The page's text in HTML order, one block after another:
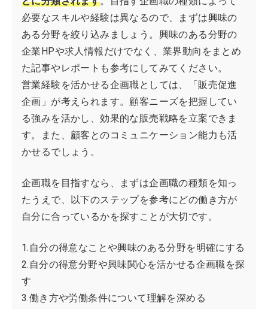
必要なスキルや経験は異なるので、まずは興味の
ある分野を絞り込みましょう。興味のある分野の
企業HPや求人情報だけでなく、業界動向をまとめ
た記事やレポートも参考にしてみてください。
営業経験を活かせる企画職としては、「販売促進
企画」が考えられます。顧客ニーズを把握してい
る強みを活かし、効果的な販売戦略を立案できま
す。また、顧客とのコミュニケーション能力も活
かせるでしょう。
企画職を目指すなら、まずは企画職の種類を知っ
たうえで、以下のステップを参考にどの働き方が
自分に合っているかを探すことが大切です。
1.自分の得意なことや興味のある分野を明確にする
2.自分の得意分野や興味関心を活かせる企画職を探
す
3.働き方や労働条件について理解を深める